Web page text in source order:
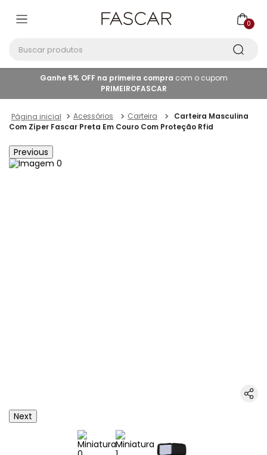
0
Ganhe 5% OFF na primeira compra com o cupom
PRIMEIROFASCAR
Acessórios Carteira
Carteira Masculina
Com Zíper Fascar Preta Em Couro Com Proteção Rfid
Previous
Next